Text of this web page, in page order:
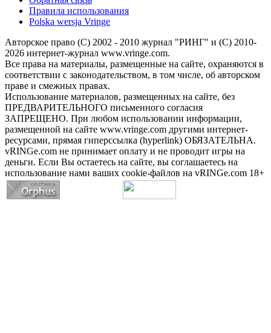
Правила использования
Polska wersja Vringe
Авторское право (С) 2002 - 2010 журнал "РИНГ" и (С) 2010-
2026 интернет-журнал www.vringe.com.
Все права на материалы, размещенные на сайте, охраняются в
соответствии с законодательством, в том числе, об авторском
праве и смежных правах.
Использование материалов, размещенных на сайте, без
ПРЕДВАРИТЕЛЬНОГО письменного согласия
ЗАПРЕЩЕНО. При любом использовании информации,
размещенной на сайте www.vringe.com другими интернет-
ресурсами, прямая гиперссылка (hyperlink) ОБЯЗАТЕЛЬНА.
vRINGe.com не принимает оплату и не проводит игры на
деньги. Если Вы остаетесь на сайте, вы соглашаетесь на
использование нами ваших cookie-файлов на vRINGe.com 18+